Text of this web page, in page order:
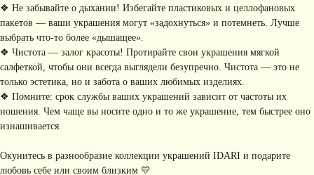
❖ Не забывайте о дыхании! Избегайте пластиковых и целлофановых
пакетов — ваши украшения могут «задохнуться» и потемнеть. Лучше
выбрать что-то более «дышащее».
❖ Чистота — залог красоты! Протирайте свои украшения мягкой
салфеткой, чтобы они всегда выглядели безупречно. Чистота — это не
только эстетика, но и забота о ваших любимых изделиях.
❖ Помните: срок службы ваших украшений зависит от частоты их
ношения. Чем чаще вы носите одно и то же украшение, тем быстрее оно
изнашивается.
Окунитесь в разнообразие коллекции украшений IDARI и подарите
любовь себе или своим близким 💛
ПОДПИШИТЕСЬ НА
РАССЫЛКУ
Я соглашаюсь с обработкой персональных данных в соответствии с
политикой
конфиденциальности
Рассказываем о новых
коллекциях, акциях и трендах